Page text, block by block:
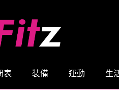
表 裝備 運動 生